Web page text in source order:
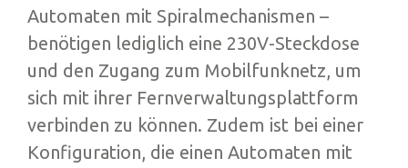
Automaten mit Spiralmechanismen –
benötigen lediglich eine 230V-Steckdose
und den Zugang zum Mobilfunknetz, um
sich mit ihrer Fernverwaltungsplattform
verbinden zu können. Zudem ist bei einer
Konfiguration, die einen Automaten mit